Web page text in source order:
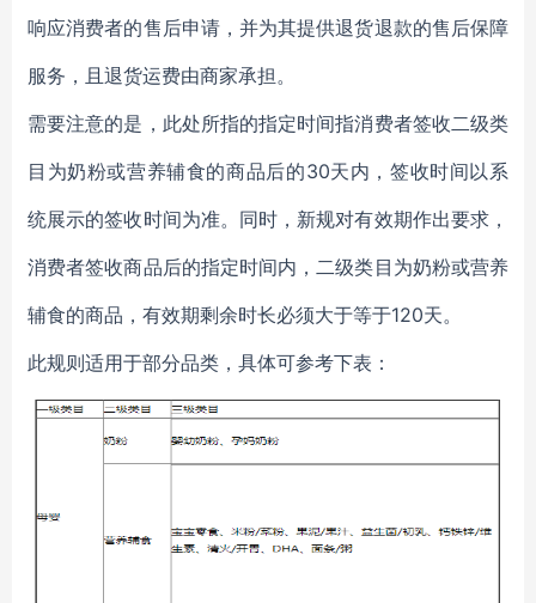
响应消费者的售后申请，并为其提供退货退款的售后保障
服务，且退货运费由商家承担。
需要注意的是，此处所指的指定时间指消费者签收二级类
目为奶粉或营养辅食的商品后的30天内，签收时间以系
统展示的签收时间为准。同时，新规对有效期作出要求，
消费者签收商品后的指定时间内，二级类目为奶粉或营养
辅食的商品，有效期剩余时长必须大于等于120天。
此规则适用于部分品类，具体可参考下表：